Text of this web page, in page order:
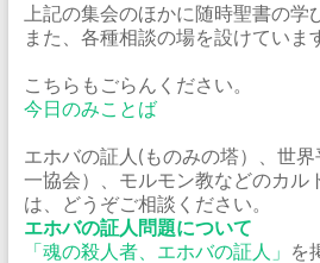
上記の集会のほかに随時聖書の学
また、各種相談の場を設けていま
こちらもごらんください。
今日のみことば
エホバの証人(ものみの塔）、世
一協会）、モルモン教などのカル
は、どうぞご相談ください。
エホバの証人問題について
「魂の殺人者、エホバの証人」 を